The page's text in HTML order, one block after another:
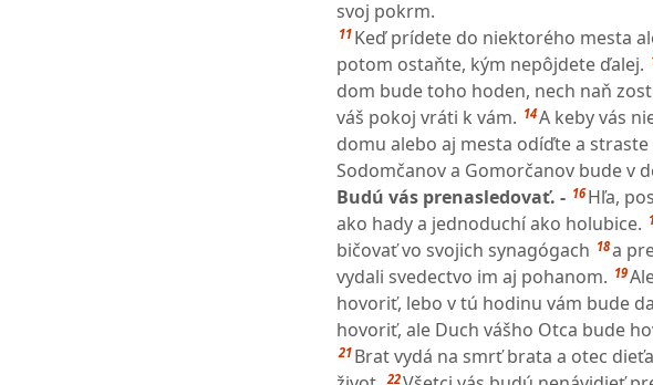
svoj pokrm.
11 Keď prídete do niektorého mesta
potom ostaňte, kým nepôjdete ďalej.
dom bude toho hoden, nech naň
váš pokoj vráti k vám. 14A keby vás
domu alebo aj mesta odíďte a
Sodomčanov a Gomorčanov bude v
Budú vás prenasledovať. - 16 Hľa,
ako hady a jednoduchí ako holubice.
bičovať vo svojich synagógach 18a
vydali svedectvo im aj pohanom. 19
hovoriť, lebo v tú hodinu vám bude
hovoriť, ale Duch vášho Otca bude
21 Brat vydá na smrť brata a otec
22